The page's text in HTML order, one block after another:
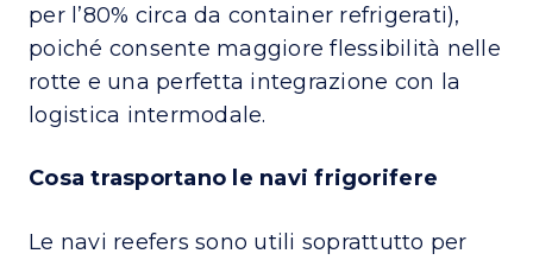
per l’80% circa da container refrigerati),
poiché consente maggiore flessibilità nelle
rotte e una perfetta integrazione con la
logistica intermodale.
Cosa trasportano le navi frigorifere
Le navi reefers sono utili soprattutto per